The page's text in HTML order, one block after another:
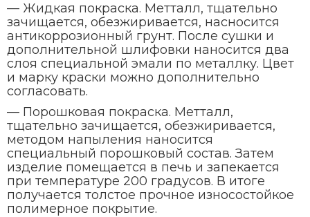
— Жидкая покраска. Метталл, тщательно
зачищается, обезжиривается, насносится
антикоррозионный грунт. После сушки и
дополнительной шлифовки наносится два
слоя специальной эмали по металлку. Цвет
и марку краски можно дополнительно
согласовать.
— Порошковая покраска. Метталл,
тщательно зачищается, обезжиривается,
методом напыления наносится
специальный порошковый соcтав. Затем
изделие помещается в печь и запекается
при температуре 200 градусов. В итоге
получается толстое прочное износостойкое
полимерное покрытие.